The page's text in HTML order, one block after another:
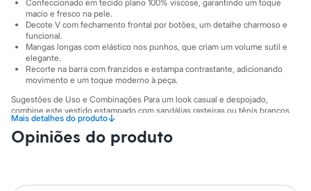
Calcinhas
Cintas e Modeladores
Meias
Pijamas
Sutiãs e Tops
Moda praia
Biquínis
Maiôs
Saídas de praia
Personagens
Plus size
Blusas e Camisetas
Jeans
Confeccionado em tecido plano 100% viscose, garantindo um toque
macio e fresco na pele.
Decote V com fechamento frontal por botões, um detalhe charmoso e
funcional.
Mangas longas com elástico nos punhos, que criam um volume sutil e
elegante.
Recorte na barra com franzidos e estampa contrastante, adicionando
movimento e um toque moderno à peça.
Sugestões de Uso e Combinações Para um look casual e despojado,
combine este vestido estampado com sandálias rasteiras ou tênis brancos.
Se a ocasião pedir mais sofisticação, aposte em sandálias de salto e
acessórios dourados. Em dias mais amenos, uma jaqueta jeans ou um
cardigã são ótimas opções para complementar a produção com muito estilo.
Mais detalhes do produto↓
Opiniões do produto